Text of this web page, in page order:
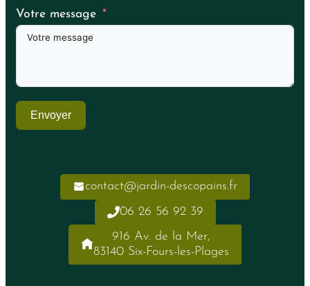
Votre message
Envoyer
contact@jardin-descopains.fr
06 26 56 92 39
916 Av. de la Mer,
83140 Six-Fours-les-Plages